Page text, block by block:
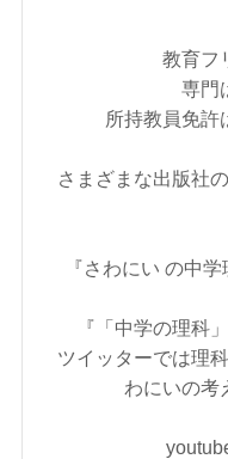
教育フ
専門
所持教員免
さまざまな出版社
『さわにい の中
『「中学の理科
ツイッターでは理
わにいの考